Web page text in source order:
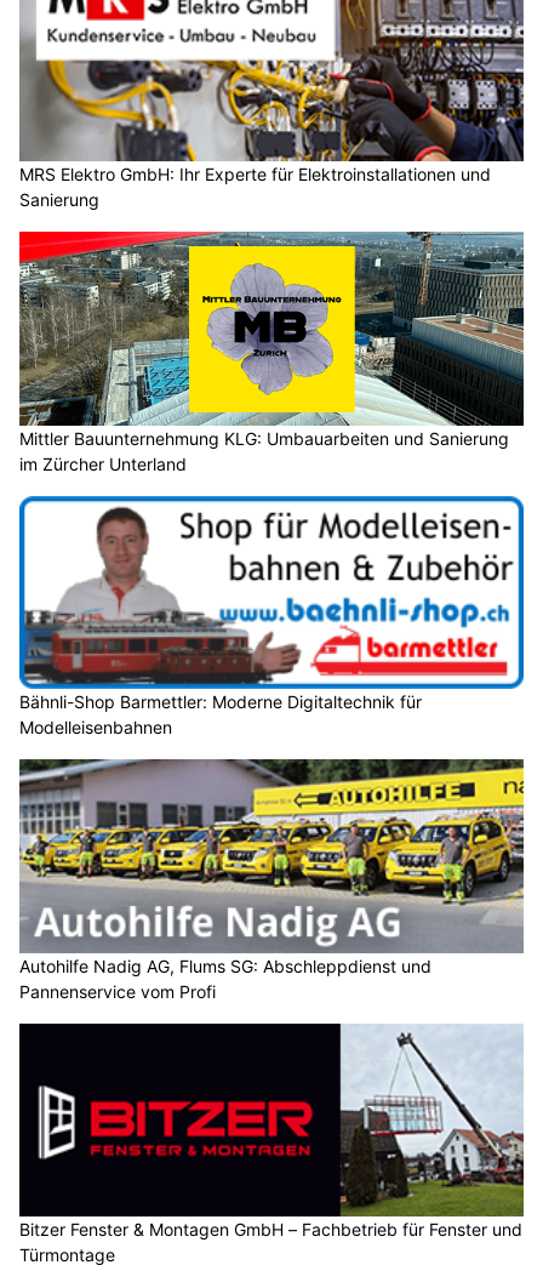
MRS Elektro GmbH: Ihr Experte für Elektroinstallationen und
Sanierung
Mittler Bauunternehmung KLG: Umbauarbeiten und Sanierung
im Zürcher Unterland
Bähnli-Shop Barmettler: Moderne Digitaltechnik für
Modelleisenbahnen
Autohilfe Nadig AG, Flums SG: Abschleppdienst und
Pannenservice vom Profi
Bitzer Fenster & Montagen GmbH – Fachbetrieb für Fenster und
Türmontage